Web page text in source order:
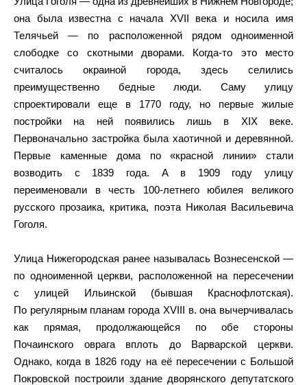
она была известна с начала XVII века и носила имя
Телячьей — по расположенной рядом одноименной
слободке со скотными дворами. Когда-то это место
считалось окраиной города, здесь селились
преимущественно бедные люди. Саму улицу
спроектировали еще в 1770 году, но первые жилые
постройки на ней появились лишь в XIX веке.
Первоначально застройка была хаотичной и деревянной.
Первые каменные дома по «красной линии» стали
возводить с 1839 года. А в 1909 году улицу
переименовали в честь 100-летнего юбилея великого
русского прозаика, критика, поэта Николая Васильевича
Гоголя.
Улица Нижегородская ранее называлась Вознесенской —
по одноименной церкви, расположенной на пересечении
с улицей Ильинской (бывшая Краснофлотская).
По регулярным планам города XVIII в. она вычерчивалась
как прямая, продолжающейся по обе стороны
Почаинского оврага вплоть до Варварской церкви.
Однако, когда в 1826 году на её пересечении с Большой
Покровской построили здание дворянского депутатского